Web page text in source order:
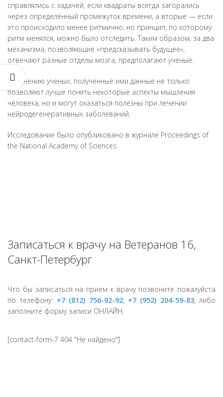
справлялись с задачей, если квадраты всегда загорались
через определённый промежуток времени, а вторые — если
это происходило менее ритмично, но принцип, по которому
ритм менялся, можно было отследить. Таким образом, за два
механизма, позволяющие «предсказывать будущее»,
отвечают разные отделы мозга, предполагают ученые.
По мнению учёных, полученные ими данные не только
позволяют лучше понять некоторые аспекты мышления
человека, но и могут оказаться полезны при лечении
нейродегенеративных заболеваний.
Исследование было опубликовано в журнале Proceedings of
the National Academy of Sciences.
Записаться к врачу на Ветеранов 16,
Санкт-Петербург
Что бы записаться на прием к врачу позвоните пожалуйста
по телефону: +7 (812) 756-92-92, +7 (952) 204-59-83, либо
заполните форму записи ОНЛАЙН.
[contact-form-7 404 "Не найдено"]